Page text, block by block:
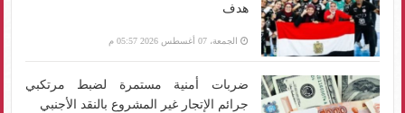
هدف
الجمعة، 07 أغسطس 2026 05:57 م
ضربات أمنية مستمرة لضبط مرتكبي
جرائم الإتجار غير المشروع بالنقد الأجنبي